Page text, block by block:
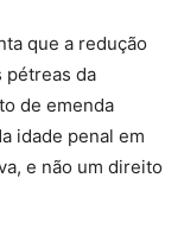
que a redução
pétreas da
de emenda
idade penal em
e não um direito